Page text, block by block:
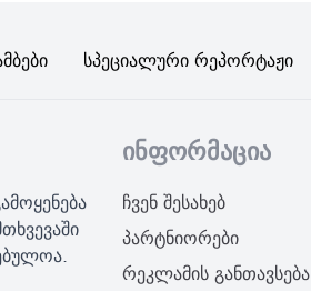
Სპეციალური Რეპორტაჟი
ინფორმაცია
ჩვენ შესახებ
პარტნიორები
რეკლამის განთავსება